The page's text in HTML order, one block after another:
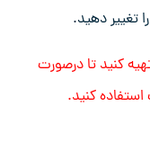
تغییر دهید.
کنید تا درصورت
استفاده کنید.